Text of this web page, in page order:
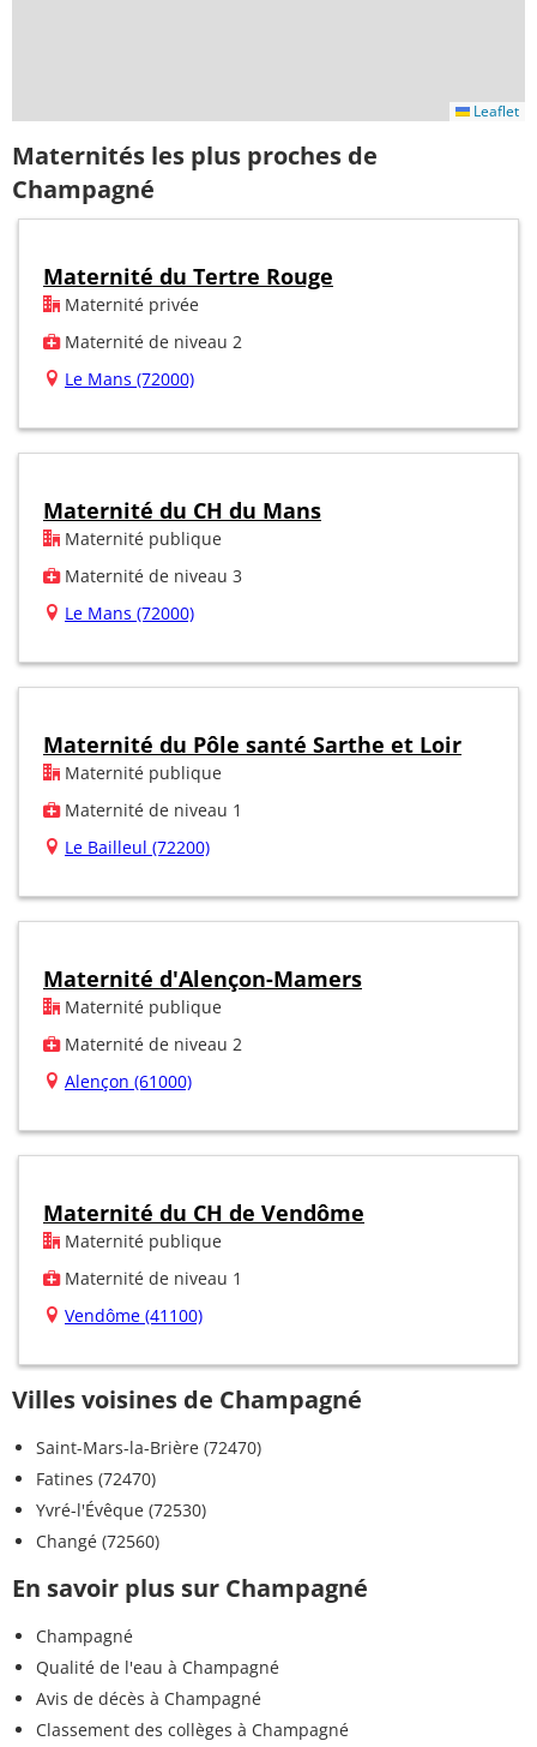
Leaflet
Maternités les plus proches de
Champagné
Maternité du Tertre Rouge
Maternité privée
Maternité de niveau 2
Le Mans (72000)
Maternité du CH du Mans
Maternité publique
Maternité de niveau 3
Le Mans (72000)
Maternité du Pôle santé Sarthe et Loir
Maternité publique
Maternité de niveau 1
Le Bailleul (72200)
Maternité d'Alençon-Mamers
Maternité publique
Maternité de niveau 2
Alençon (61000)
Maternité du CH de Vendôme
Maternité publique
Maternité de niveau 1
Vendôme (41100)
Villes voisines de Champagné
Saint-Mars-la-Brière (72470)
Fatines (72470)
Yvré-l'Évêque (72530)
Changé (72560)
En savoir plus sur Champagné
Champagné
Qualité de l'eau à Champagné
Avis de décès à Champagné
Classement des collèges à Champagné